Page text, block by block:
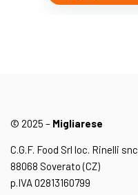
© 2025 – Migliarese
C.G.F. Food Srl loc. Rinelli snc
88068 Soverato (CZ)
p.IVA 02813160799